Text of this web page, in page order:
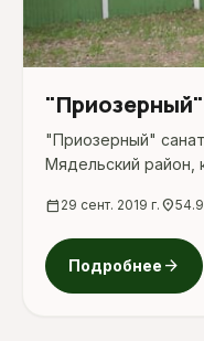
"Приозерный"
Мядельский район,
calendar_today 29 сент. 2019 г. location_on
Подробнее arrow_forward